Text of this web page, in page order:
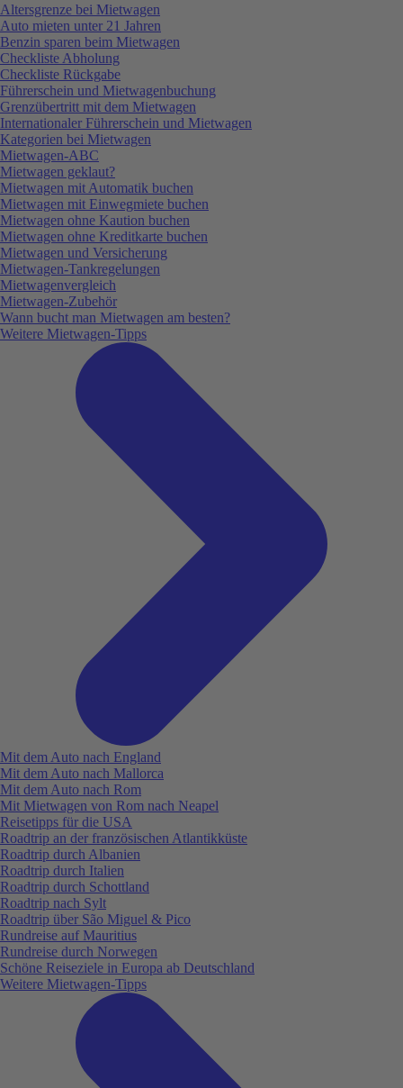
Altersgrenze bei Mietwagen
Auto mieten unter 21 Jahren
Benzin sparen beim Mietwagen
Checkliste Abholung
Checkliste Rückgabe
Führerschein und Mietwagenbuchung
Grenzübertritt mit dem Mietwagen
Internationaler Führerschein und Mietwagen
Kategorien bei Mietwagen
Mietwagen-ABC
Mietwagen geklaut?
Mietwagen mit Automatik buchen
Mietwagen mit Einwegmiete buchen
Mietwagen ohne Kaution buchen
Mietwagen ohne Kreditkarte buchen
Mietwagen und Versicherung
Mietwagen-Tankregelungen
Mietwagenvergleich
Mietwagen-Zubehör
Wann bucht man Mietwagen am besten?
Weitere Mietwagen-Tipps
Mit dem Auto nach England
Mit dem Auto nach Mallorca
Mit dem Auto nach Rom
Mit Mietwagen von Rom nach Neapel
Reisetipps für die USA
Roadtrip an der französischen Atlantikküste
Roadtrip durch Albanien
Roadtrip durch Italien
Roadtrip durch Schottland
Roadtrip nach Sylt
Roadtrip über São Miguel & Pico
Rundreise auf Mauritius
Rundreise durch Norwegen
Schöne Reiseziele in Europa ab Deutschland
Weitere Mietwagen-Tipps